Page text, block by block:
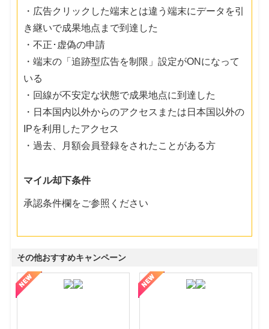
・広告クリックした端末とは違う端末にデータを引
き継いで成果地点まで到達した
・不正･虚偽の申請
・端末の「追跡型広告を制限」設定がONになって
いる
・回線が不安定な状態で成果地点に到達した
・日本国内以外からのアクセスまたは日本国以外の
IPを利用したアクセス
・過去、月額会員登録をされたことがある方
マイル却下条件
承認条件欄をご参照ください
その他おすすめキャンペーン